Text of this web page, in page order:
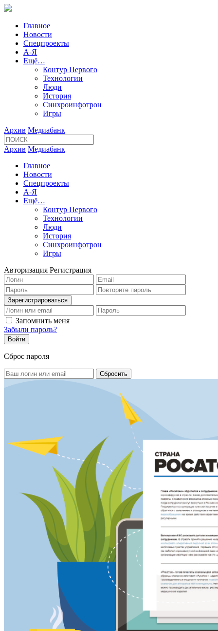
Главное
Новости
Спецпроекты
А-Я
Ещё…
Контур Первого
Технологии
Люди
История
Синхроинфотрон
Игры
Архив Медиабанк
Архив Медиабанк
Главное
Новости
Спецпроекты
А-Я
Ещё…
Контур Первого
Технологии
Люди
История
Синхроинфотрон
Игры
Авторизация Регистрация
Запомнить меня
Забыли пароль?
Сброс пароля